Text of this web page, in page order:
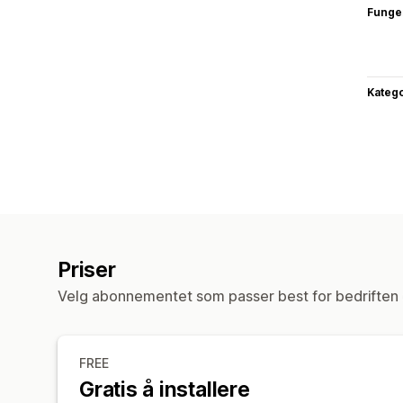
Priser
Velg abonnementet som passer best for bedriften
FREE
Gratis å installere